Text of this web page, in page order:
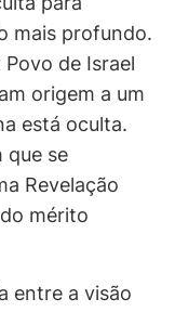
mais profundo.
de Israel
origem a um
está oculta.
que se
Revelação
mérito
entre a visão